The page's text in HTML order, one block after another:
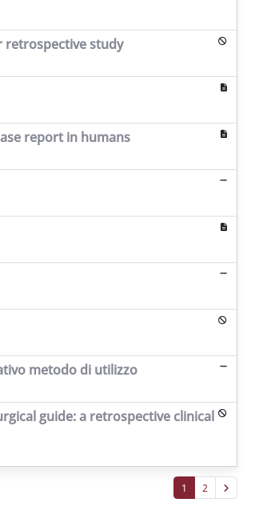
retrospective study
report in humans
metodo di utilizzo
guide: a retrospective clinical
1 2